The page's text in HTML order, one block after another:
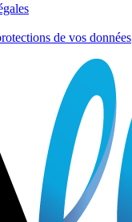
de vos données